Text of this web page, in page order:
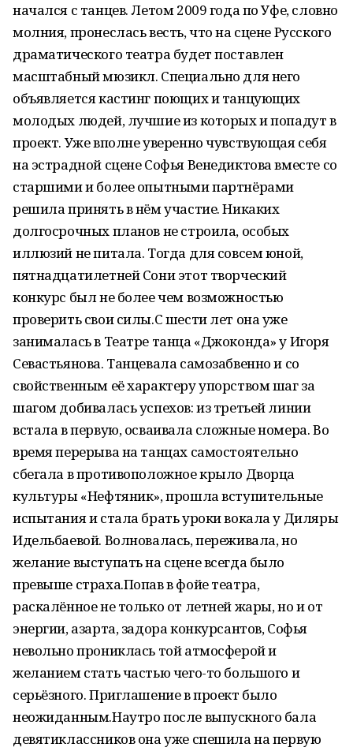
начался с танцев. Летом 2009 года по Уфе, словно
молния, пронеслась весть, что на сцене Русского
драматического театра будет поставлен
масштабный мюзикл. Специально для него
объявляется кастинг поющих и танцующих
молодых людей, лучшие из которых и попадут в
проект. Уже вполне уверенно чувствующая себя
на эстрадной сцене Софья Венедиктова вместе со
старшими и более опытными партнёрами
решила принять в нём участие. Никаких
долгосрочных планов не строила, особых
иллюзий не питала. Тогда для совсем юной,
пятнадцатилетней Сони этот творческий
конкурс был не более чем возможностью
проверить свои силы.С шести лет она уже
занималась в Театре танца «Джоконда» у Игоря
Севастьянова. Танцевала самозабвенно и со
свойственным её характеру упорством шаг за
шагом добивалась успехов: из третьей линии
встала в первую, осваивала сложные номера. Во
время перерыва на танцах самостоятельно
сбегала в противоположное крыло Дворца
культуры «Нефтяник», прошла вступительные
испытания и стала брать уроки вокала у Диляры
Идельбаевой. Волновалась, переживала, но
желание выступать на сцене всегда было
превыше страха.Попав в фойе театра,
раскалённое не только от летней жары, но и от
энергии, азарта, задора конкурсантов, Софья
невольно прониклась той атмосферой и
желанием стать частью чего-то большого и
серьёзного. Приглашение в проект было
неожиданным.Наутро после выпускного бала
девятиклассников она уже спешила на первую